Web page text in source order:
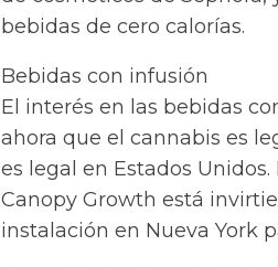
bebidas de cero calorías.
Bebidas con infusión
El interés en las bebidas
ahora que el cannabis es
es legal en Estados
Canopy Growth está
instalación en Nueva York